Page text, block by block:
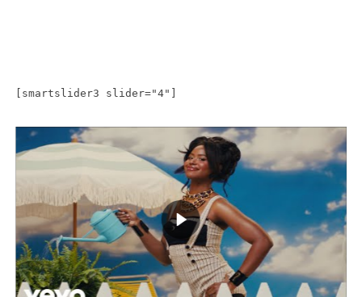
[smartslider3 slider="4"]